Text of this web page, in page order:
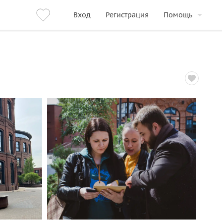
Вход Регистрация Помощь